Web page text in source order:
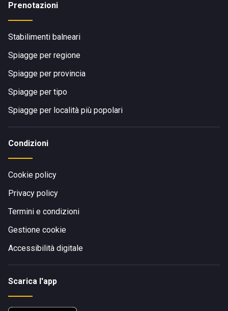
Prenotazioni
Stabilimenti balneari
Spiagge per regione
Spiagge per provincia
Spiagge per tipo
Spiagge per località più popolari
Condizioni
Cookie policy
Privacy policy
Termini e condizioni
Gestione cookie
Accessibilità digitale
Scarica l'app